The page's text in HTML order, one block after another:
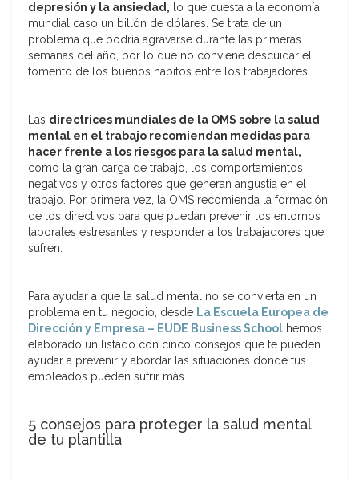
depresión y la ansiedad, lo que cuesta a la economía
mundial caso un billón de dólares. Se trata de un
problema que podría agravarse durante las primeras
semanas del año, por lo que no conviene descuidar el
fomento de los buenos hábitos entre los trabajadores.
Las directrices mundiales de la OMS sobre la salud
mental en el trabajo recomiendan medidas para
hacer frente a los riesgos para la salud mental,
como la gran carga de trabajo, los comportamientos
negativos y otros factores que generan angustia en el
trabajo. Por primera vez, la OMS recomienda la formación
de los directivos para que puedan prevenir los entornos
laborales estresantes y responder a los trabajadores que
sufren.
Para ayudar a que la salud mental no se convierta en un
problema en tu negocio, desde La Escuela Europea de
Dirección y Empresa – EUDE Business School hemos
elaborado un listado con cinco consejos que te pueden
ayudar a prevenir y abordar las situaciones donde tus
empleados pueden sufrir más.
5 consejos para proteger la salud mental
de tu plantilla